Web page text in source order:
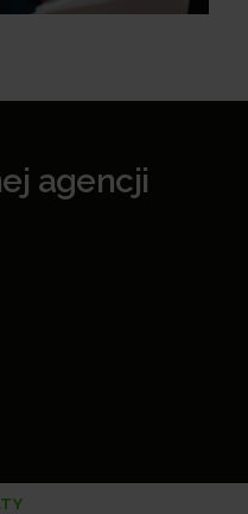
agencji